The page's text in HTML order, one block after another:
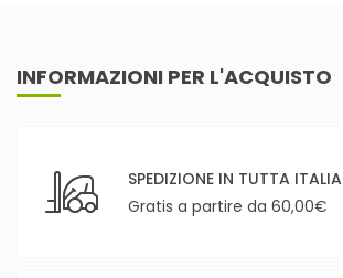
INFORMAZIONI PER L'ACQUISTO
SPEDIZIONE IN TUTTA ITALIA
Gratis a partire da 60,00€